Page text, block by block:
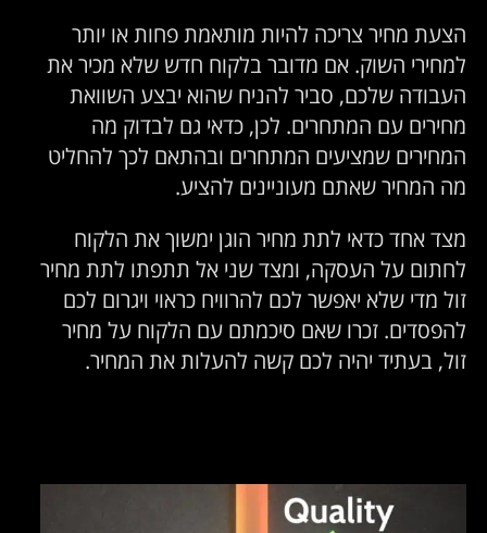
הצעת מחיר צריכה להיות מותאמת פחות או יותר
למחירי השוק. אם מדובר בלקוח חדש שלא מכיר את
העבודה שלכם, סביר להניח שהוא יבצע השוואת
מחירים עם המתחרים. לכן, כדאי גם לבדוק מה
המחירים שמציעים המתחרים ובהתאם לכך להחליט
מה המחיר שאתם מעוניינים להציע.
מצד אחד כדאי לתת מחיר הוגן ימשוך את הלקוח
לחתום על העסקה, ומצד שני אל תתפתו לתת מחיר
זול מדי שלא יאפשר לכם להרוויח כראוי ויגרום לכם
להפסדים. זכרו שאם סיכמתם עם הלקוח על מחיר
זול, בעתיד יהיה לכם קשה להעלות את המחיר.